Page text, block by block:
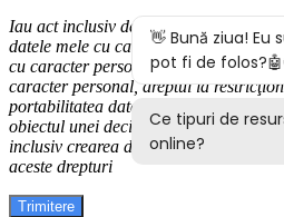
Iau act inclusiv de drepturile pe care le
datele mele cu caracter personal,
cu caracter personal inexacte, dreptul
caracter personal, dreptul la
portabilitatea datelor
obiectul unei decizii bazate exclusiv pe
inclusiv crearea de profiluri) şi
aceste drepturi
Trimitere